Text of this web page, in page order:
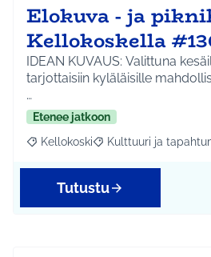
Elokuva - ja
Kellokoskella
IDEAN KUVAUS: Valittuna
tarjottaisiin kyläläisille
…
Etenee jatkoon
Rajaa tulokset aihepiirin mukaan:
Kellokoski Rajaa tulokset
Kulttuuri ja
Tutustu